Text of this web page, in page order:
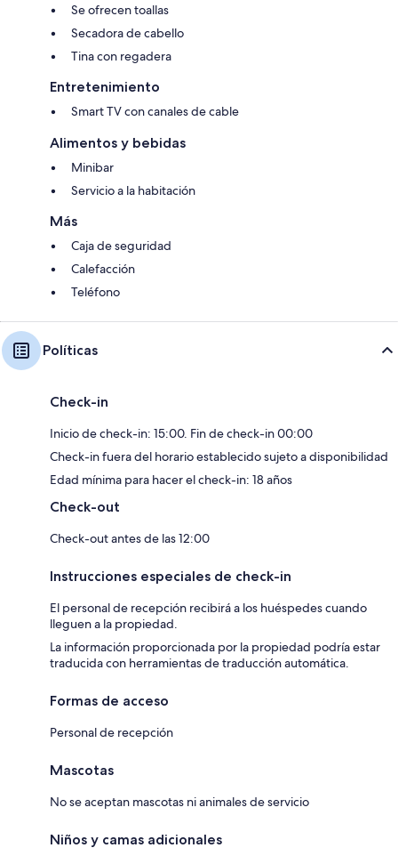
Se ofrecen toallas
Secadora de cabello
Tina con regadera
Entretenimiento
Smart TV con canales de cable
Alimentos y bebidas
Minibar
Servicio a la habitación
Más
Caja de seguridad
Calefacción
Teléfono
Políticas
Check-in
Inicio de check-in: 15:00. Fin de check-in 00:00
Check-in fuera del horario establecido sujeto a disponibilidad
Edad mínima para hacer el check-in: 18 años
Check-out
Check-out antes de las 12:00
Instrucciones especiales de check-in
El personal de recepción recibirá a los huéspedes cuando
lleguen a la propiedad.
La información proporcionada por la propiedad podría estar
traducida con herramientas de traducción automática.
Formas de acceso
Personal de recepción
Mascotas
No se aceptan mascotas ni animales de servicio
Niños y camas adicionales